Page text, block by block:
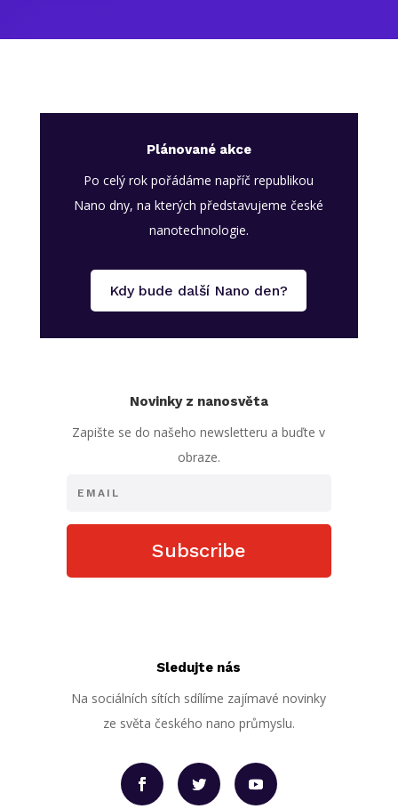
Plánované akce
Po celý rok pořádáme napříč republikou
Nano dny, na kterých představujeme české
nanotechnologie.
Kdy bude další Nano den?
Novinky z nanosvěta
Zapište se do našeho newsletteru a buďte v
obraze.
Subscribe
Sledujte nás
Na sociálních sítích sdílíme zajímavé novinky
ze světa českého nano průmyslu.